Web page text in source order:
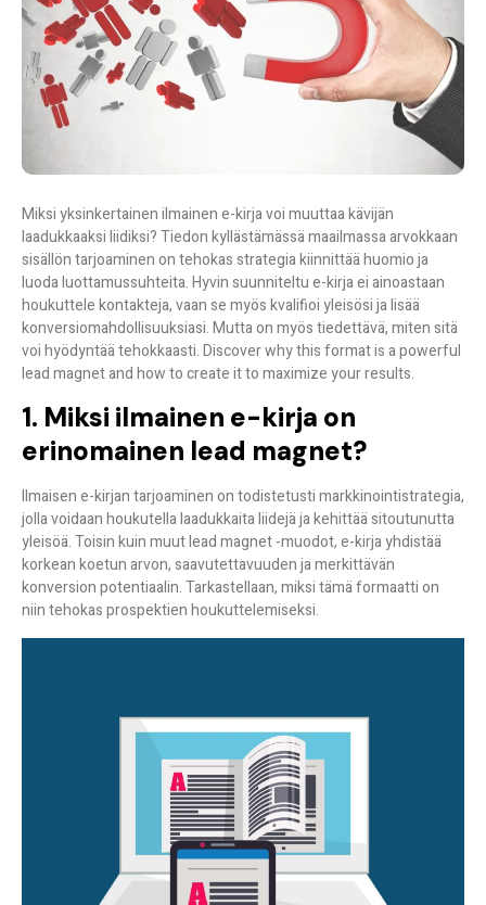
Miksi yksinkertainen ilmainen e-kirja voi muuttaa kävijän
laadukkaaksi liidiksi? Tiedon kyllästämässä maailmassa arvokkaan
sisällön tarjoaminen on tehokas strategia kiinnittää huomio ja
luoda luottamussuhteita. Hyvin suunniteltu e-kirja ei ainoastaan
houkuttele kontakteja, vaan se myös kvalifioi yleisösi ja lisää
konversiomahdollisuuksiasi. Mutta on myös tiedettävä, miten sitä
voi hyödyntää tehokkaasti. Discover why this format is a powerful
lead magnet and how to create it to maximize your results.
1. Miksi ilmainen e-kirja on
erinomainen lead magnet?
Ilmaisen e-kirjan tarjoaminen on todistetusti markkinointistrategia,
jolla voidaan houkutella laadukkaita liidejä ja kehittää sitoutunutta
yleisöä. Toisin kuin muut lead magnet -muodot, e-kirja yhdistää
korkean koetun arvon, saavutettavuuden ja merkittävän
konversion potentiaalin. Tarkastellaan, miksi tämä formaatti on
niin tehokas prospektien houkuttelemiseksi.